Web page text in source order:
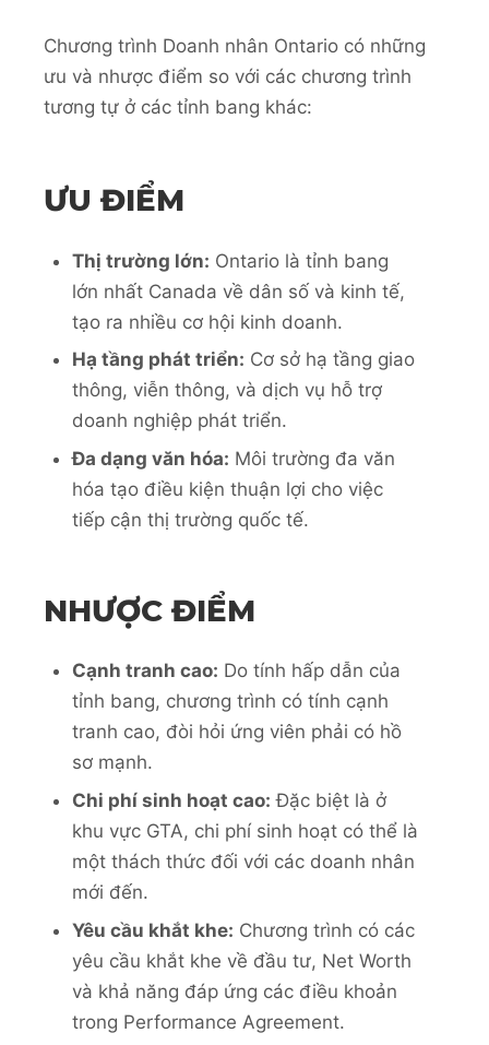
Chương trình Doanh nhân Ontario có những
ưu và nhược điểm so với các chương trình
tương tự ở các tỉnh bang khác:
ƯU ĐIỂM
Thị trường lớn: Ontario là tỉnh bang
lớn nhất Canada về dân số và kinh tế,
tạo ra nhiều cơ hội kinh doanh.
Hạ tầng phát triển: Cơ sở hạ tầng giao
thông, viễn thông, và dịch vụ hỗ trợ
doanh nghiệp phát triển.
Đa dạng văn hóa: Môi trường đa văn
hóa tạo điều kiện thuận lợi cho việc
tiếp cận thị trường quốc tế.
NHƯỢC ĐIỂM
Cạnh tranh cao: Do tính hấp dẫn của
tỉnh bang, chương trình có tính cạnh
tranh cao, đòi hỏi ứng viên phải có hồ
sơ mạnh.
Chi phí sinh hoạt cao: Đặc biệt là ở
khu vực GTA, chi phí sinh hoạt có thể là
một thách thức đối với các doanh nhân
mới đến.
Yêu cầu khắt khe: Chương trình có các
yêu cầu khắt khe về đầu tư, Net Worth
và khả năng đáp ứng các điều khoản
trong Performance Agreement.